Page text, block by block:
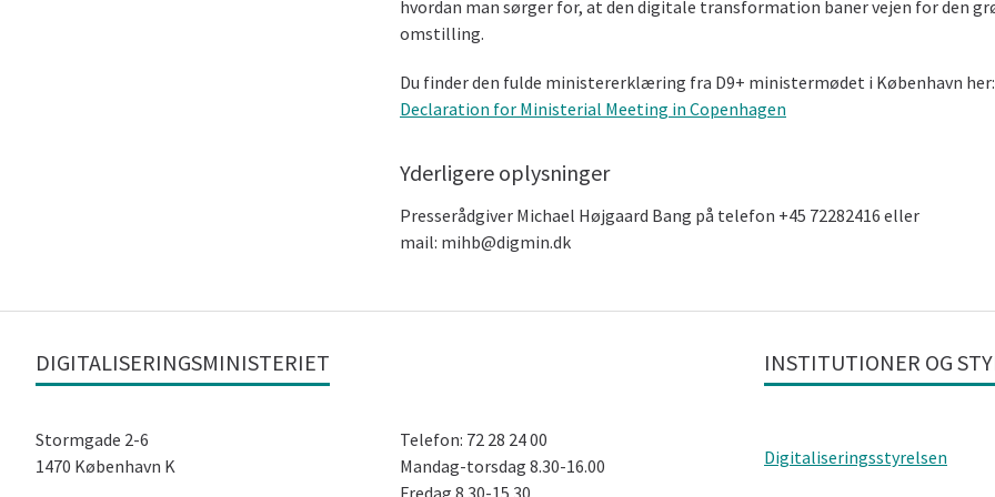
hvordan man sørger for, at den digitale transformation baner vejen for den
omstilling.
Du finder den fulde ministererklæring fra D9+ ministermødet i København her:
Declaration for Ministerial Meeting in Copenhagen
Yderligere oplysninger
Presserådgiver Michael Højgaard Bang på telefon +45 72282416 eller
mail: mihb@digmin.dk
DIGITALISERINGSMINISTERIET
Stormgade 2-6
1470 København K
Telefon: 72 28 24 00
Mandag-torsdag 8.30-16.00
Fredag ​​8.30-15.30
INSTITUTIONER OG
Digitaliseringsstyrelsen